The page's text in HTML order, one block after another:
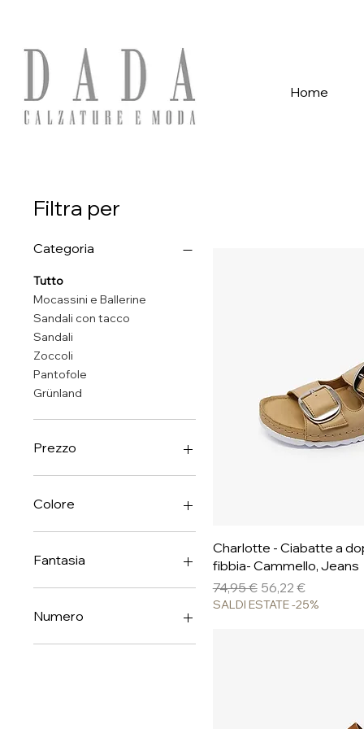
Home
Filtra per
Categoria
Tutto
Mocassini e Ballerine
Sandali con tacco
Sandali
Zoccoli
Pantofole
Grünland
Prezzo
Colore
Fantasia
Numero
35
Vista
Charlotte - Ciabatte a
fibbia- Cammello, Jeans
Prezzo regolare
74,95 € Prezzo scontato
56,22 €
SALDI ESTATE -25%